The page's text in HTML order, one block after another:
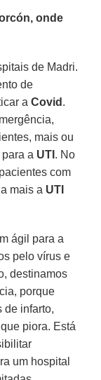
onde
de Madri.
de
aCovid .
mais ou
a UTI . No
com
mais a UTI
ágil para a
pelo vírus e
destinamos
porque
de infarto,
piora. Está
um hospital